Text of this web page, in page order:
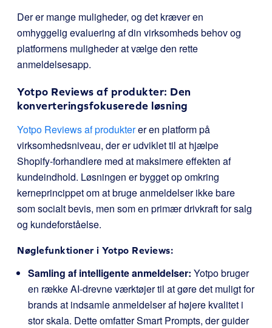
Der er mange muligheder, og det kræver en
omhyggelig evaluering af din virksomheds behov og
platformens muligheder at vælge den rette
anmeldelsesapp.
Yotpo Reviews af produkter: Den
konverteringsfokuserede løsning
Yotpo Reviews af produkterer en platform på
virksomhedsniveau, der er udviklet til at hjælpe
Shopify-forhandlere med at maksimere effekten af
kundeindhold. Løsningen er bygget op omkring
kerneprincippet om at bruge anmeldelser ikke bare
som socialt bevis, men som en primær drivkraft for salg
og kundeforståelse.
Nøglefunktioner i Yotpo Reviews:
Samling af intelligente anmeldelser: Yotpo bruger
en række AI-drevne værktøjer til at gøre det muligt for
brands at indsamle anmeldelser af højere kvalitet i
stor skala. Dette omfatter Smart Prompts, der guider